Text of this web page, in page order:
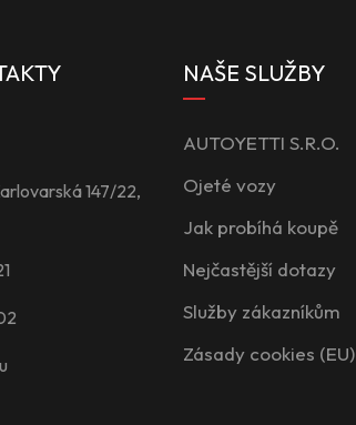
147/22,
NAŠE SLUŽBY
AUTOYETTI S.R.O.
Ojeté vozy
Jak probíhá koupě
Nejčastější dotazy
Služby zákazníkům
Zásady cookies (EU)